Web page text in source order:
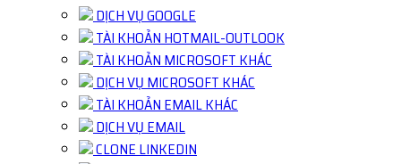
DỊCH VỤ GOOGLE
TÀI KHOẢN HOTMAIL-OUTLOOK
TÀI KHOẢN MICROSOFT KHÁC
DỊCH VỤ MICROSOFT KHÁC
TÀI KHOẢN EMAIL KHÁC
DỊCH VỤ EMAIL
CLONE LINKEDIN